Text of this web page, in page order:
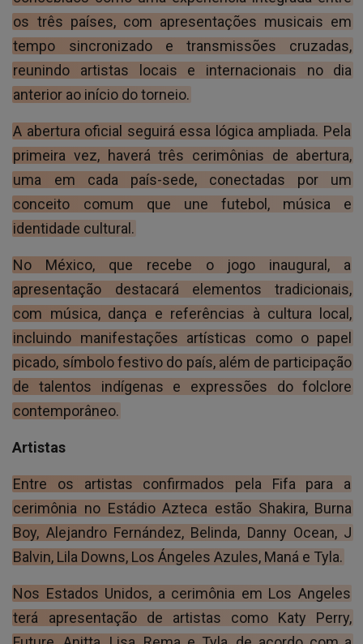
os três países, com apresentações musicais em
tempo sincronizado e transmissões cruzadas,
reunindo artistas locais e internacionais no dia
anterior ao início do torneio.
A abertura oficial seguirá essa lógica ampliada. Pela
primeira vez, haverá três cerimônias de abertura,
uma em cada país-sede, conectadas por um
conceito comum que une futebol, música e
identidade cultural.
No México, que recebe o jogo inaugural, a
apresentação destacará elementos tradicionais,
com música, dança e referências à cultura local,
incluindo manifestações artísticas como o papel
picado, símbolo festivo do país, além de participação
de talentos indígenas e expressões do folclore
contemporâneo.
Artistas
Entre os artistas confirmados pela Fifa para a
cerimônia no Estádio Azteca estão Shakira, Burna
Boy, Alejandro Fernández, Belinda, Danny Ocean, J
Balvin, Lila Downs, Los Ángeles Azules, Maná e Tyla.
Nos Estados Unidos, a cerimônia em Los Angeles
terá apresentação de artistas como Katy Perry,